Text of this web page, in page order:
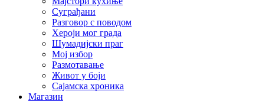
Суграђани
Разговор с поводом
Хероји мог града
Шумадијски праг
Мој избор
Размотавање
Живот у боји
Сајамска хроника
Магазин